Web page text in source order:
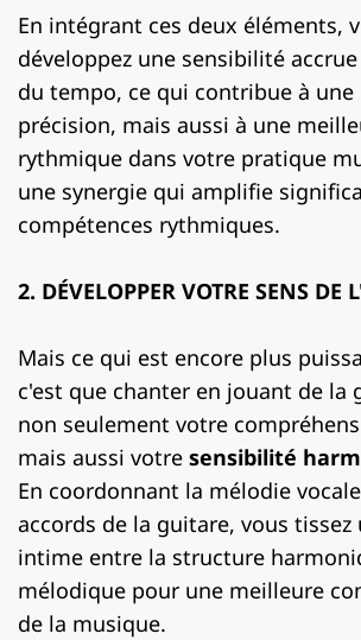
En intégrant ces deux éléments,
développez une sensibilité
du tempo, ce qui contribue à
précision, mais aussi à une
rythmique dans votre pratique
une synergie qui amplifie
compétences rythmiques.
2. DÉVELOPPER VOTRE SENS DE
Mais ce qui est encore plus
c'est que chanter en jouant de la
non seulement votre
mais aussi votre sensibilité
En coordonnant la mélodie
accords de la guitare, vous tissez
intime entre la structure
mélodique pour une meilleure
de la musique.